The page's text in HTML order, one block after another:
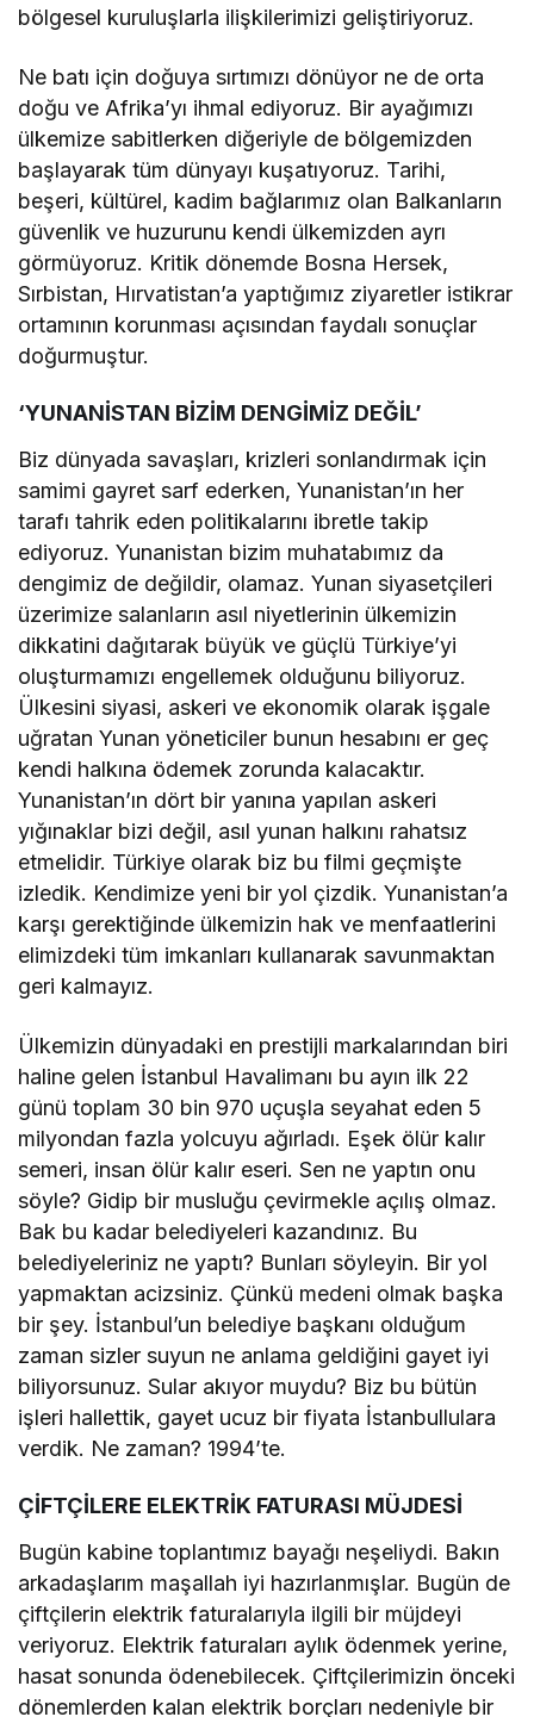
bölgesel kuruluşlarla ilişkilerimizi geliştiriyoruz.
Ne batı için doğuya sırtımızı dönüyor ne de orta
doğu ve Afrika’yı ihmal ediyoruz. Bir ayağımızı
ülkemize sabitlerken diğeriyle de bölgemizden
başlayarak tüm dünyayı kuşatıyoruz. Tarihi,
beşeri, kültürel, kadim bağlarımız olan Balkanların
güvenlik ve huzurunu kendi ülkemizden ayrı
görmüyoruz. Kritik dönemde Bosna Hersek,
Sırbistan, Hırvatistan’a yaptığımız ziyaretler istikrar
ortamının korunması açısından faydalı sonuçlar
doğurmuştur.
‘YUNANİSTAN BİZİM DENGİMİZ DEĞİL’
Biz dünyada savaşları, krizleri sonlandırmak için
samimi gayret sarf ederken, Yunanistan’ın her
tarafı tahrik eden politikalarını ibretle takip
ediyoruz. Yunanistan bizim muhatabımız da
dengimiz de değildir, olamaz. Yunan siyasetçileri
üzerimize salanların asıl niyetlerinin ülkemizin
dikkatini dağıtarak büyük ve güçlü Türkiye’yi
oluşturmamızı engellemek olduğunu biliyoruz.
Ülkesini siyasi, askeri ve ekonomik olarak işgale
uğratan Yunan yöneticiler bunun hesabını er geç
kendi halkına ödemek zorunda kalacaktır.
Yunanistan’ın dört bir yanına yapılan askeri
yığınaklar bizi değil, asıl yunan halkını rahatsız
etmelidir. Türkiye olarak biz bu filmi geçmişte
izledik. Kendimize yeni bir yol çizdik. Yunanistan’a
karşı gerektiğinde ülkemizin hak ve menfaatlerini
elimizdeki tüm imkanları kullanarak savunmaktan
geri kalmayız.
Ülkemizin dünyadaki en prestijli markalarından biri
haline gelen İstanbul Havalimanı bu ayın ilk 22
günü toplam 30 bin 970 uçuşla seyahat eden 5
milyondan fazla yolcuyu ağırladı. Eşek ölür kalır
semeri, insan ölür kalır eseri. Sen ne yaptın onu
söyle? Gidip bir musluğu çevirmekle açılış olmaz.
Bak bu kadar belediyeleri kazandınız. Bu
belediyeleriniz ne yaptı? Bunları söyleyin. Bir yol
yapmaktan acizsiniz. Çünkü medeni olmak başka
bir şey. İstanbul’un belediye başkanı olduğum
zaman sizler suyun ne anlama geldiğini gayet iyi
biliyorsunuz. Sular akıyor muydu? Biz bu bütün
işleri hallettik, gayet ucuz bir fiyata İstanbullulara
verdik. Ne zaman? 1994’te.
ÇİFTÇİLERE ELEKTRİK FATURASI MÜJDESİ
Bugün kabine toplantımız bayağı neşeliydi. Bakın
arkadaşlarım maşallah iyi hazırlanmışlar. Bugün de
çiftçilerin elektrik faturalarıyla ilgili bir müjdeyi
veriyoruz. Elektrik faturaları aylık ödenmek yerine,
hasat sonunda ödenebilecek. Çiftçilerimizin önceki
dönemlerden kalan elektrik borçları nedeniyle bir